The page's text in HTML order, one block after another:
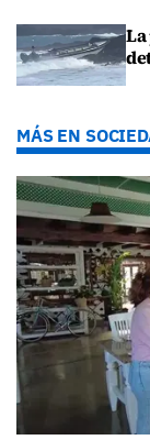
MÁS EN